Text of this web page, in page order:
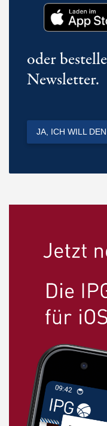
oder
Newsletter.
JA, ICH WILL